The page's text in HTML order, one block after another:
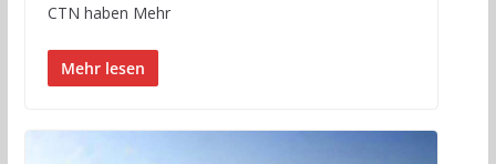
CTN haben Mehr
Mehr lesen